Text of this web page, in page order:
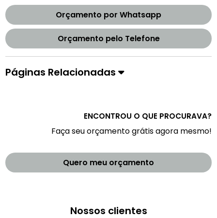
Orçamento por Whatsapp
Orçamento pelo Telefone
Páginas Relacionadas
ENCONTROU O QUE PROCURAVA?
Faça seu orçamento grátis agora mesmo!
Quero meu orçamento
Nossos clientes